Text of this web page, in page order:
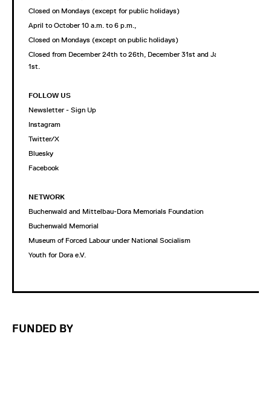
Closed on Mondays (except for public holidays)
April to October 10 a.m. to 6 p.m.,
Closed on Mondays (except on public holidays)
Closed from December 24th to 26th, December 31st and January
1st.
FOLLOW US
Newsletter - Sign Up
Instagram
Twitter/X
Bluesky
Facebook
NETWORK
Buchenwald and Mittelbau-Dora Memorials Foundation
Buchenwald Memorial
Museum of Forced Labour under National Socialism
Youth for Dora e.V.
FUNDED BY